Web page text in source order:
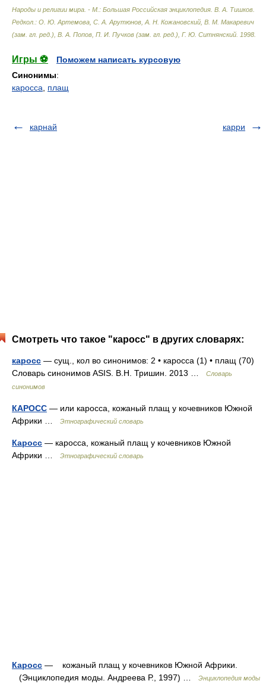
Народы и религии мира. - М.: Большая Российская энциклопедия В. А. Тишков.
Редкол.: О. Ю. Артемова, С. А. Арутюнов, А. Н. Кожановский, В. М. Макаревич
(зам. гл. ред.), В. А. Попов, П. И. Пучков (зам. гл. ред.), Г. Ю. Ситнянский 1998
Игры ⚽
Поможем написать курсовую
Синонимы:
каросса
плащ
карнай карри
Смотреть что такое "каросс" в других словарях:
каросс — сущ., кол во синонимов: 2 • каросса (1) • плащ (70)
Словарь синонимов ASIS. В.Н. Тришин. 2013 …
Словарь
синонимов
КАРОСС — или каросса, кожаный плащ у кочевников Южной
Африки …
Этнографический словарь
Каросс — каросса, кожаный плащ у кочевников Южной
Африки …
Этнографический словарь
Каросс — кожаный плащ у кочевников Южной Африки.
(Энциклопедия моды. Андреева Р., 1997) …
Энциклопедия моды